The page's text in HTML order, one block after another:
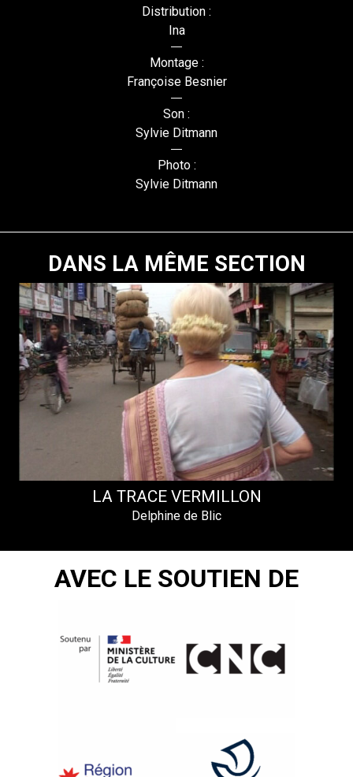
Distribution :
Ina
Montage :
Françoise Besnier
Son :
Sylvie Ditmann
Photo :
Sylvie Ditmann
DANS LA MÊME SECTION
LA TRACE VERMILLON
Delphine de Blic
AVEC LE SOUTIEN DE